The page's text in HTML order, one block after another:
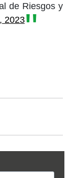
de Riesgos y
2023